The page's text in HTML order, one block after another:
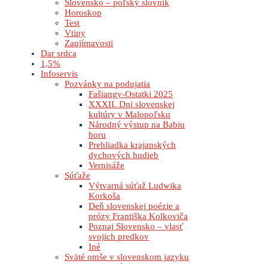
Slovensko – poľský slovník
Horoskop
Test
Vtipy
Zaujímavosti
Dar srdca
1,5%
Infoservis
Pozvánky na podujatia
Fašiangy-Ostatki 2025
XXXII. Dni slovenskej
kultúry v Malopoľsku
Národný výstup na Babiu
horu
Prehliadka krajanských
dychových hudieb
Vernisáže
Súťaže
Výtvarná súťaž Ludwika
Korkoša
Deň slovenskej poézie a
prózy Františka Kolkoviča
Poznaj Slovensko – vlasť
svojich predkov
Iné
Sväté omše v slovenskom jazyku